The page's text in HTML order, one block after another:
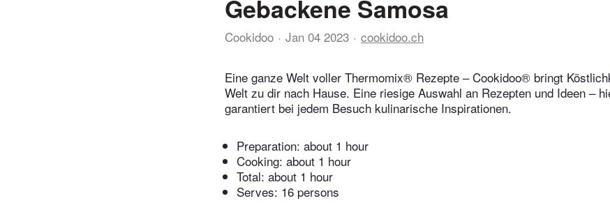
Gebackene Samosa
Cookidoo Jan 04 2023 cookidoo.ch
Eine ganze Welt voller Thermomix® Rezepte – Cookidoo® bringt
Welt zu dir nach Hause. Eine riesige Auswahl an Rezepten und Ideen –
garantiert bei jedem Besuch kulinarische Inspirationen.
Preparation: about 1 hour
Cooking: about 1 hour
Total: about 1 hour
Serves: 16 persons